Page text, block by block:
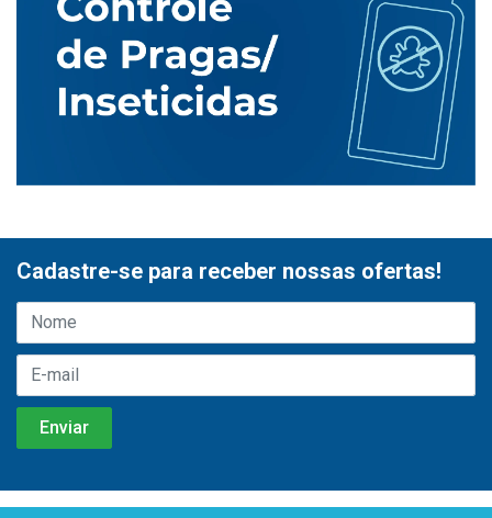
Cadastre-se para receber nossas ofertas!